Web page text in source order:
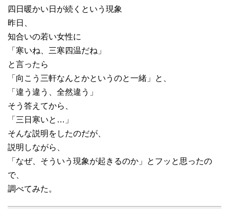
四日暖かい日が続くという現象
昨日、
知合いの若い女性に
「寒いね、三寒四温だね」
と言ったら
「向こう三軒なんとかというのと一緒」と、
「違う違う、全然違う」
そう答えてから、
「三日寒いと…」
そんな説明をしたのだが、
説明しながら、
「なぜ、そういう現象が起きるのか」とフッと思ったの
で、
調べてみた。